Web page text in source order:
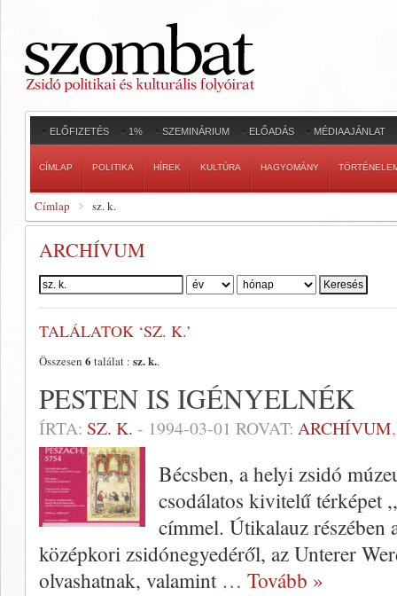
ELŐFIZETÉS 1% SZEMINÁRIUM ELŐADÁS MÉDIAAJÁNLAT
CÍMLAP POLITIKA HÍREK KULTÚRA HAGYOMÁNY
Címlap sz. k.
ARCHÍVUM
Szerző:
TALÁLATOK ‘SZ. K.’
Összesen 6 találat : sz. k..
PESTEN IS IGÉNYELNÉK
ÍRTA: SZ. K. - 1994-03-01 ROVAT: ARCHÍVUM
Bécsben, a helyi zsidó
csodálatos kivitelű térképet
címmel. Útikalauz részében
középkori zsidónegyedéről, az Unterer
olvashatnak, valamint … Tovább »